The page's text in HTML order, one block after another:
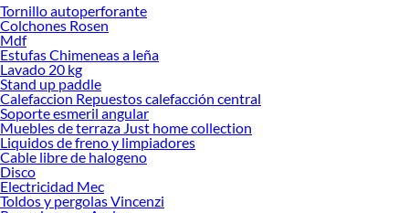
Desde remodelaciones hasta proyectos de decoración, estamos aquí para hacer
tus ideas realidad. ¡Visítanos y encuentra todo lo que tenemos para ofrecerte en
Racks TV!
Explora la variedad de productos de Racks TV en Sodimac
Herramientas, materiales y accesorios de calidad para tus proyectos y
renovación de espacios. ¡Visítanos y descubre todo lo que tenemos para
ofrecerte!
Encuentra una amplia variedad de productos de Racks TV en Sodimac.
Encuentra todo lo necesario para tus proyectos de renovación y decoración.
¡Visítanos y haz tus ideas realidad!
Tornillo autoperforante
Colchones Rosen
Mdf
Estufas Chimeneas a leña
Lavado 20 kg
Stand up paddle
Calefaccion Repuestos calefacción central
Soporte esmeril angular
Muebles de terraza Just home collection
Liquidos de freno y limpiadores
Cable libre de halogeno
Disco
Electricidad Mec
Toldos y pergolas Vincenzi